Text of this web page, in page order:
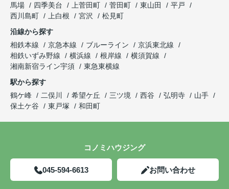
馬場
四季美台 上菅田町 菅田町 東山田
平戸
西川島町
上白根 宮沢
松見町
沿線から探す
相鉄本線
京急本線 ブルーライン
京浜東北線
相鉄いずみ野線
横浜線 根岸線
横須賀線
湘南新宿ライン宇須
東急東横線
駅から探す
鶴ケ峰
二俣川 希望ケ丘 三ツ境 西谷 弘明寺
山手
保土ケ谷
東戸塚 和田町
コノミハウジング
045-594-6613 お問い合わせ